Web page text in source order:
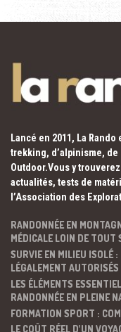
Lancé en 2011, La
trekking, d’alpinisme,
Outdoor.Vous y
actualités, tests de
l’Association des
RANDONNÉE EN
MÉDICALE LOIN DE TOUT
SURVIE EN MILIEU ISOLÉ
LÉGALEMENT AUTORISÉS
LES ÉLÉMENTS
RANDONNÉE EN PLEINE
FORMATION SPORT :
LE COÛT RÉEL D’UN